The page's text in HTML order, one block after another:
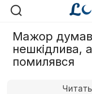
Перейти
Мажор
нешкідлива,
помилявся